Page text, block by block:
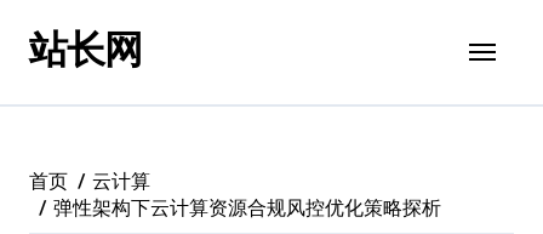
站长网
首页
云计算
弹性架构下云计算资源合规风控优化策略探析